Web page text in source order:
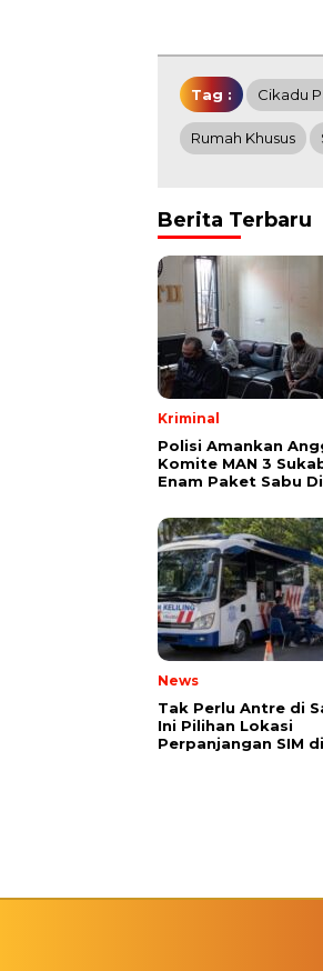
Tag : Cikadu
Rumah Khusus
Berita Terbaru
Kriminal
Polisi Amankan
Komite MAN 3
Enam Paket Sabu
News
Tak Perlu Antre di
Ini Pilihan Lokasi
Perpanjangan SIM